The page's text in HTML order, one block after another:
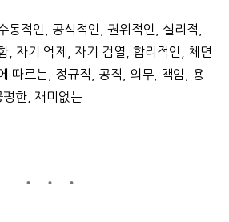
동적인, 공식적인, 권위적인, 실리적,
, 자기 억제, 자기 검열, 합리적인, 체면
따르는, 정규직, 공직, 의무, 책임, 용
평한, 재미없는